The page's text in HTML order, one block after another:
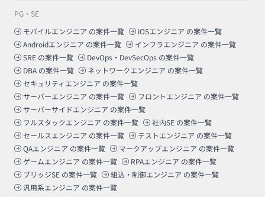
PG・SE
モバイルエンジニア の案件一覧 iOSエンジニア の案件一覧
Androidエンジニア の案件一覧 インフラエンジニア の案件一覧
SRE の案件一覧 DevOps・DevSecOps の案件一覧
DBA の案件一覧 ネットワークエンジニア の案件一覧
セキュリティエンジニア の案件一覧
サーバーエンジニア の案件一覧 フロントエンジニア の案件一覧
サーバーサイドエンジニア の案件一覧
フルスタックエンジニア の案件一覧 社内SE の案件一覧
セールスエンジニア の案件一覧 テストエンジニア の案件一覧
QAエンジニア の案件一覧 マークアップエンジニア の案件一覧
ゲームエンジニア の案件一覧 RPAエンジニア の案件一覧
ブリッジSE の案件一覧 組込・制御エンジニア の案件一覧
汎用系エンジニア の案件一覧